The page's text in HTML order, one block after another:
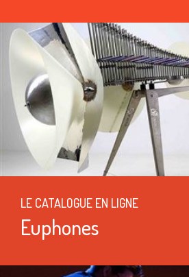
LE CATALOGUE EN LIGNE
Euphones